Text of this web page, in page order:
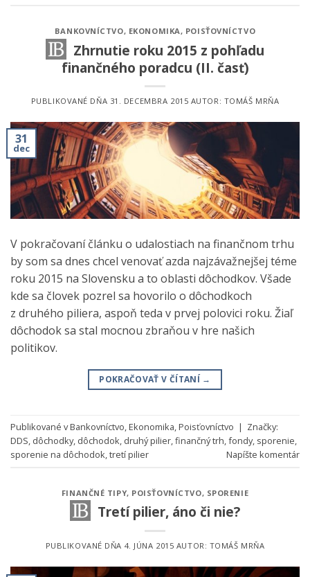
BANKOVNÍCTVO, EKONOMIKA, POISŤOVNÍCTVO
Zhrnutie roku 2015 z pohľadu
finančného poradcu (II. časť)
PUBLIKOVANÉ DŇA 31. DECEMBRA 2015 AUTOR: TOMÁŠ MRŇA
31
dec
V pokračovaní článku o udalostiach na finančnom trhu
by som sa dnes chcel venovať azda najzávažnejšej téme
roku 2015 na Slovensku a to oblasti dôchodkov. Všade
kde sa človek pozrel sa hovorilo o dôchodkoch
z druhého piliera, aspoň teda v prvej polovici roku. Žiaľ
dôchodok sa stal mocnou zbraňou v hre našich
politikov.
POKRAČOVAŤ V ČÍTANÍ →
Publikované vBankovníctvo,Ekonomika,Poisťovníctvo | Značky:
DDS, dôchodky, dôchodok, druhý pilier,finančný trh,fondy, sporenie,
sporenie na dôchodok,tretí pilier Napíšte komentár
FINANČNÉ TIPY, POISŤOVNÍCTVO, SPORENIE
Tretí pilier, áno či nie?
PUBLIKOVANÉ DŇA 4. JÚNA 2015 AUTOR: TOMÁŠ MRŇA